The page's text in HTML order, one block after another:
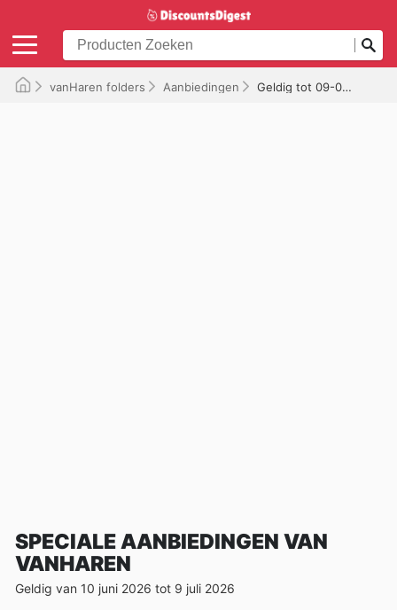
vanHaren folders Aanbiedingen Geldig tot 09-07-2026
SPECIALE AANBIEDINGEN VAN
VANHAREN
Geldig van 10 juni 2026 tot 9 juli 2026